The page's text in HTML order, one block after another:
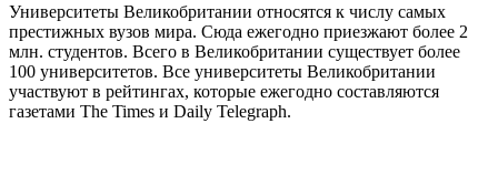
Университеты Великобритании относятся к числу самых
престижных вузов мира. Сюда ежегодно приезжают более 2
млн. студентов. Всего в Великобритании существует более
100 университетов. Все университеты Великобритании
участвуют в рейтингах, которые ежегодно составляются
газетами The Times и Daily Telegraph.